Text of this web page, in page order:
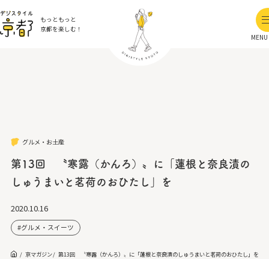
もっともっと
京都を楽しむ！
MENU
グルメ・お土産
第13回 〝寒露（かんろ）〟に「蓮根と奈良漬の
しゅうまいと茗荷のおひたし」を
2020.10.16
グルメ・スイーツ
京マガジン 第13回 〝寒露（かんろ）〟に「蓮根と奈良漬のしゅうまいと茗荷のおひたし」を